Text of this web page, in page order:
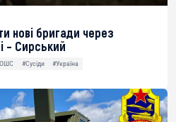
нові бригади через
– Сирський
#Сусіди
#Україна